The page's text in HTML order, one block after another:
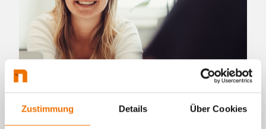
Zustimmung Details Über Cookies